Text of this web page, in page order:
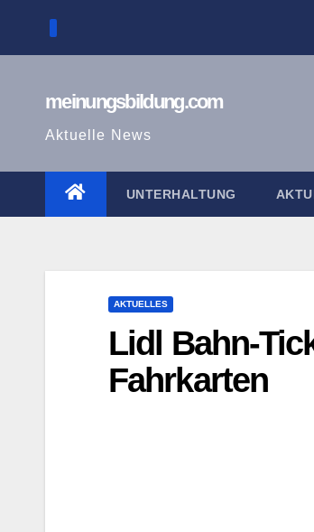
meinungsbildung.com
Aktuelle News
UNTERHALTUNG
AKTUELLES
Lidl Bahn-
Fahrkarten